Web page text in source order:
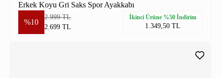
Erkek Koyu Gri Saks Spor Ayakkabı
%10
2.999 TL
2.699 TL
İkinci Ürüne %50 İndirim
1.349,50 TL